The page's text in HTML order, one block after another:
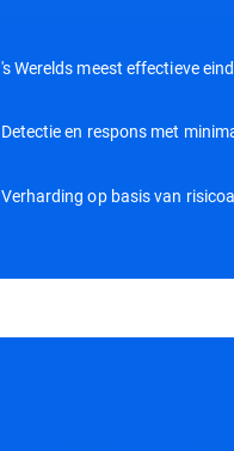
's Werelds meest effectieve
Detectie en respons met
Verharding op basis van